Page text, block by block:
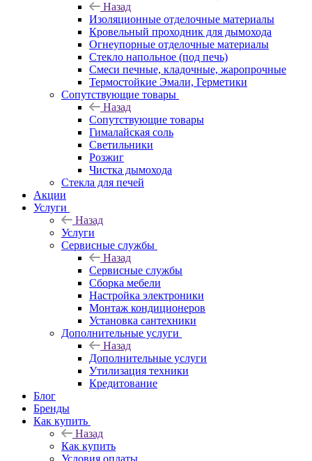
Назад
Изоляционные отделочные материалы
Кровельный проходник для дымохода
Огнеупорные отделочные материалы
Стекло напольное (под печь)
Смеси печные, кладочные, жаропрочные
Термостойкие Эмали, Герметики
Сопутствующие товары
Назад
Сопутствующие товары
Гималайская соль
Светильники
Розжиг
Чистка дымохода
Стекла для печей
Акции
Услуги
Назад
Услуги
Сервисные службы
Назад
Сервисные службы
Сборка мебели
Настройка электроники
Монтаж кондиционеров
Установка сантехники
Дополнительные услуги
Назад
Дополнительные услуги
Утилизация техники
Кредитование
Блог
Бренды
Как купить
Назад
Как купить
Условия оплаты